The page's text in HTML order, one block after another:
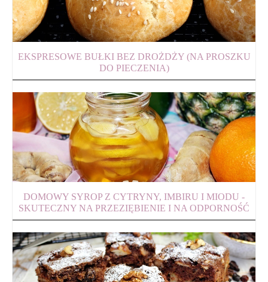
EKSPRESOWE BUŁKI BEZ DROŻDŻY (NA PROSZKU
DO PIECZENIA)
DOMOWY SYROP Z CYTRYNY, IMBIRU I MIODU -
SKUTECZNY NA PRZEZIĘBIENIE I NA ODPORNOŚĆ